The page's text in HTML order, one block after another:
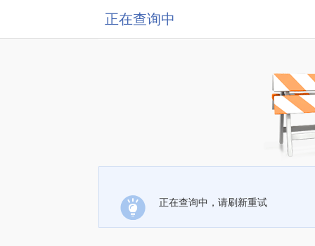
正在查询中
正在查询中，请刷新重试